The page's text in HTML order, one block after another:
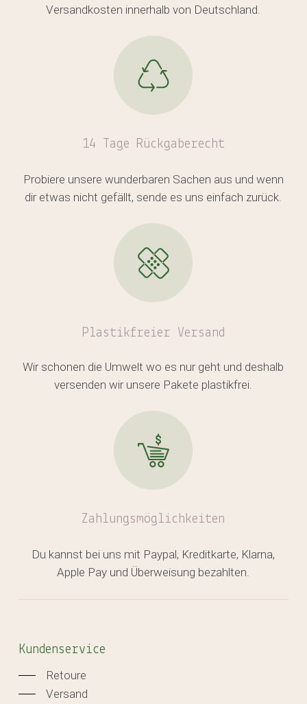
Versandkosten innerhalb von Deutschland.
14 Tage Rückgaberecht
Probiere unsere wunderbaren Sachen aus und wenn
dir etwas nicht gefällt, sende es uns einfach zurück.
Plastikfreier Versand
Wir schonen die Umwelt wo es nur geht und deshalb
versenden wir unsere Pakete plastikfrei.
Zahlungsmöglichkeiten
Du kannst bei uns mit Paypal, Kreditkarte, Klarna,
Apple Pay und Überweisung bezahlten.
Kundenservice
Retoure
Versand